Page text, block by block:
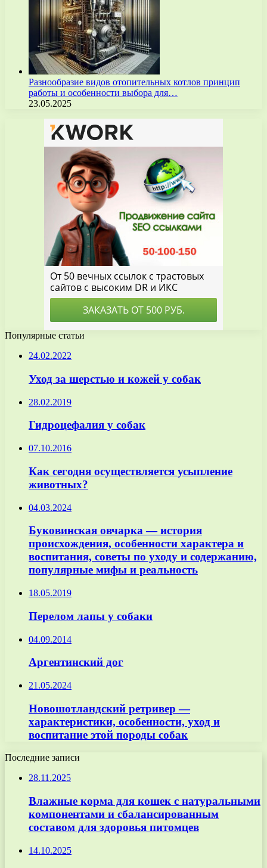
Разнообразие видов отопительных котлов принцип
работы и особенности выбора для…
23.05.2025
Популярные статьи
24.02.2022
Уход за шерстью и кожей у собак
28.02.2019
Гидроцефалия у собак
07.10.2016
Как сегодня осуществляется усыпление
животных?
04.03.2024
Буковинская овчарка — история
происхождения, особенности характера и
воспитания, советы по уходу и содержанию,
популярные мифы и реальность
18.05.2019
Перелом лапы у собаки
04.09.2014
Аргентинский дог
21.05.2024
Новошотландский ретривер —
характеристики, особенности, уход и
воспитание этой породы собак
Последние записи
28.11.2025
Влажные корма для кошек с натуральными
компонентами и сбалансированным
составом для здоровья питомцев
14.10.2025